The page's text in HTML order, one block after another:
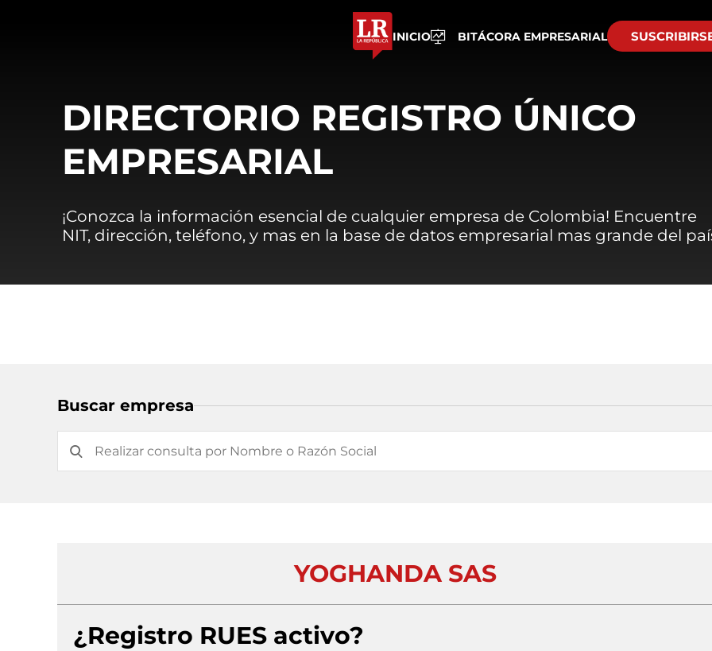
INICIO BITÁCORA EMPRESARIAL
DIRECTORIO REGISTRO ÚNICO
EMPRESARIAL
¡Conozca la información esencial de cualquier empresa de Colombia! Encuentre
NIT, dirección, teléfono, y mas en la base de datos empresarial mas grande del
Buscar empresa
YOGHANDA SAS
¿Registro RUES activo?